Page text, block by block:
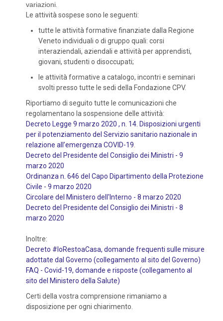
variazioni.
Le attività sospese sono le seguenti:
tutte le attività formative finanziate dalla Regione
Veneto individuali o di gruppo quali: corsi
interaziendali, aziendali e attività per apprendisti,
giovani, studenti o disoccupati;
le attività formative a catalogo, incontri e seminari
svolti presso tutte le sedi della Fondazione CPV.
Riportiamo di seguito tutte le comunicazioni che
regolamentano la sospensione delle attività:
Decreto Legge 9 marzo 2020 , n. 14. Disposizioni urgenti
per il potenziamento del Servizio sanitario nazionale in
relazione all’emergenza COVID-19.
Decreto del Presidente del Consiglio dei Ministri - 9
marzo 2020
Ordinanza n. 646 del Capo Dipartimento della Protezione
Civile - 9 marzo 2020
Circolare del Ministero dell'Interno - 8 marzo 2020
Decreto del Presidente del Consiglio dei Ministri - 8
marzo 2020
Inoltre:
Decreto #IoRestoaCasa, domande frequenti sulle misure
adottate dal Governo (collegamento al sito del Governo)
FAQ - Covid-19, domande e risposte (collegamento al
sito del Ministero della Salute)
Certi della vostra comprensione rimaniamo a
disposizione per ogni chiarimento.